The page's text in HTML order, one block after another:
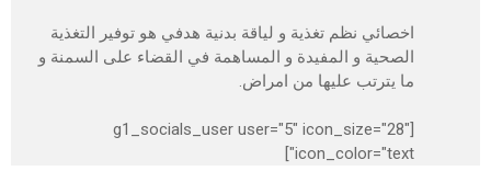
اخصائي نظم تغذية و لياقة بدنية هدفي هو توفير التغذية
الصحية و المفيدة و المساهمة في القضاء على السمنة و
ما يترتب عليها من امراض.
[g1_socials_user user="5" icon_size="28"
icon_color="text"]